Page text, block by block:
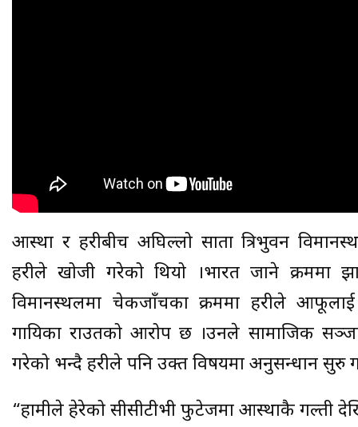
आस्था र प्रहरीबीच अघिल्लो साता त्रिभुवन
प्रहरीले खोजी गरेको थियो ।भारत जाने क्रममा
विमानस्थलमा चेकजाँचका क्रममा प्रहरीले आफूलाई
गायिका राउतको आरोप छ ।उनले सामाजिक
गरेको भन्दै प्रहरीले पनि उक्त विषयमा अनुसन्धान
“हामीले हेरेको सीसीटीभी फुटेजमा आस्थाकै गल्ती